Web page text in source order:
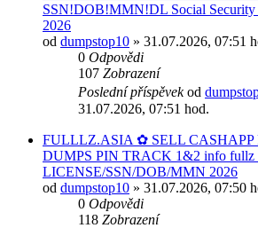
SSN!DOB!MMN!DL Social Security
2026
od dumpstop10 » 31.07.2026, 07:51
0 Odpovědi
107 Zobrazení
Poslední příspěvekod
31.07.2026, 07:51 hod.
FULLLZ.ASIA ✿ SELL CASHAPP
DUMPS PIN TRACK 1&2 info fullz
LICENSE/SSN/DOB/MMN 2026
od dumpstop10 » 31.07.2026, 07:50
0 Odpovědi
118 Zobrazení